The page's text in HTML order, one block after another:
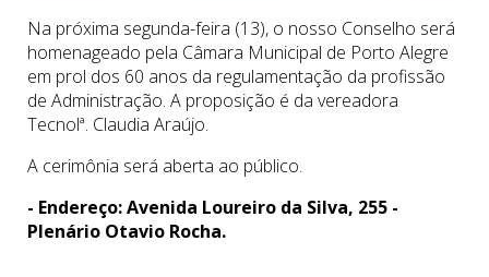
Na próxima segunda-feira (13), o nosso Conselho será
homenageado pela Câmara Municipal de Porto Alegre
em prol dos 60 anos da regulamentação da profissão
de Administração. A proposição é da vereadora
Tecnolª. Claudia Araújo.
A cerimônia será aberta ao público.
- Endereço: Avenida Loureiro da Silva, 255 -
Plenário Otavio Rocha.